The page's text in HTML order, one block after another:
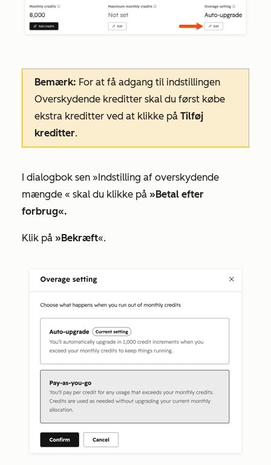
Bemærk: For at få adgang til indstillingen
Overskydende kreditter skal du først købe
ekstra kreditter ved at klikke på Tilføj
kreditter.
I dialogbok sen »Indstilling af overskydende
mængde « skal du klikke på »Betal efter
forbrug«.
Klik på »Bekræft«.